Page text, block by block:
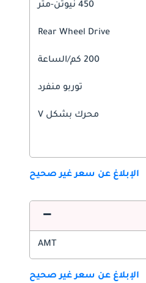
450 نيوتن-متر
Rear Wheel Drive
200 كم/الساعة
توربو منفرد
محرك بشكل V
الإبلاغ عن سعر غير صحيح
AMT
الإبلاغ عن سعر غير صحيح